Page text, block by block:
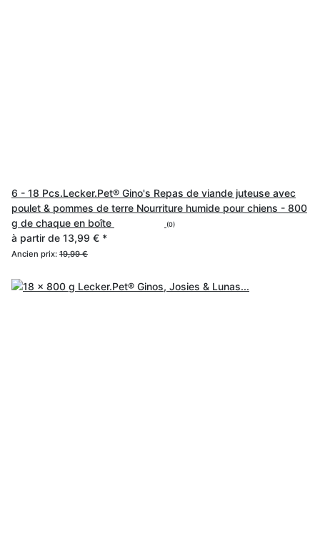
6 - 18 Pcs.Lecker.Pet® Gino's Repas de viande juteuse avec
poulet & pommes de terre Nourriture humide pour chiens - 800
g de chaque en boîte
(0)
à partir de 13,99 € *
Ancien prix: 19,99 €